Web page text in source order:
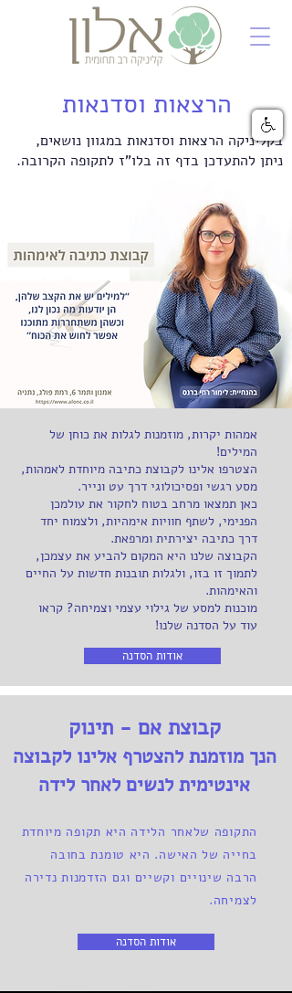
הרצאות וסדנאות
בקליניקה הרצאות וסדנאות במגוון נושאים,
ניתן להתעדכן בדף זה בלו"ז לתקופה הקרובה.
אמהות יקרות, מוזמנות לגלות את כוחן של
המילים!
הצטרפו אלינו לקבוצת כתיבה מיוחדת לאמהות,
מסע רגשי ופסיכולוגי דרך עט ונייר.
כאן תמצאו מרחב בטוח לחקור את עולמכן
הפנימי, לשתף חוויות אימהיות, ולצמוח יחד
דרך כתיבה יצירתית ומרפאת.
הקבוצה שלנו היא המקום להביע את עצמכן,
לתמוך זו בזו, ולגלות תובנות חדשות על החיים
והאימהות.
מוכנות למסע של גילוי עצמי וצמיחה? קראו
עוד על הסדנה שלנו!
אודות הסדנה
קבוצת אם - תינוק
הנך מוזמנת להצטרף אלינו לקבוצה
אינטימית לנשים לאחר לידה
התקופה שלאחר הלידה היא תקופה מיוחדת
בחייה של האישה. היא טומנת בחובה
הרבה שינויים וקשיים וגם הזדמנות נדירה
לצמיחה.
אודות הסדנה